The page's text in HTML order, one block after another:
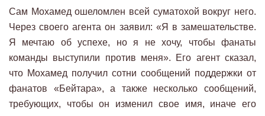
Сам Мохамед ошеломлен всей суматохой вокруг него.
Через своего агента он заявил: «Я в замешательстве.
Я мечтаю об успехе, но я не хочу, чтобы фанаты
команды выступили против меня». Его агент сказал,
что Мохамед получил сотни сообщений поддержки от
фанатов «Бейтара», а также несколько сообщений,
требующих, чтобы он изменил свое имя, иначе его